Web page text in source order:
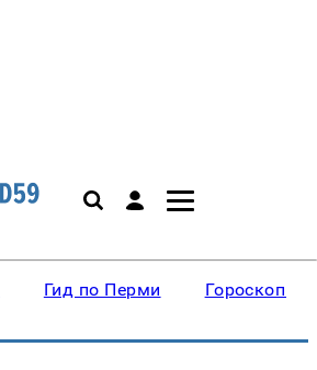
Гид по Перми Гороскопы